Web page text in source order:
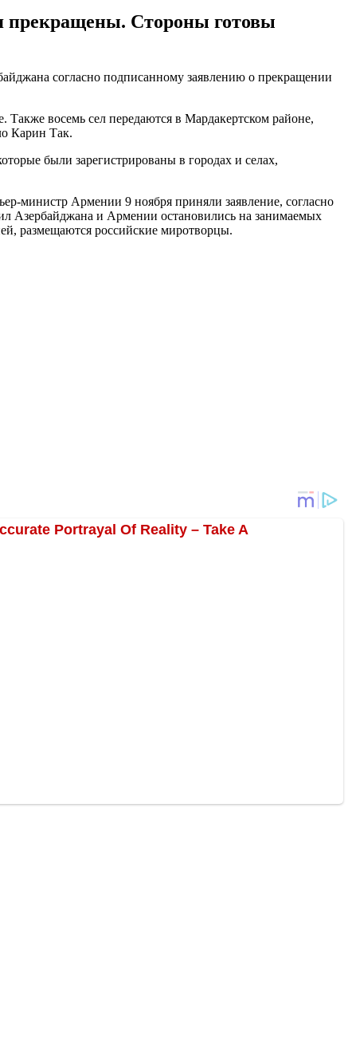
прекращены. Стороны готовы
согласно подписанному заявлению о прекращении
восемь сел передаются в Мардакертском районе,
Карин Так.
были зарегистрированы в городах и селах,
министр Армении 9 ноября приняли заявление, согласно
Азербайджана и Армении остановились на занимаемых
размещаются российские миротворцы.